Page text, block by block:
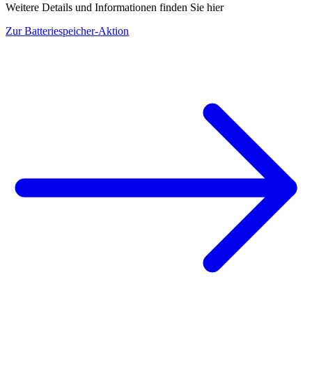
Weitere Details und Informationen finden Sie hier
Zur Batteriespeicher-Aktion